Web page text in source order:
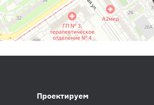
Проектируем